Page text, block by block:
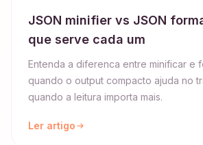
JSON minifier vs JSON
que serve cada um
Entenda a diferenca entre minificar e
quando o output compacto ajuda no
quando a leitura importa mais.
Ler artigo